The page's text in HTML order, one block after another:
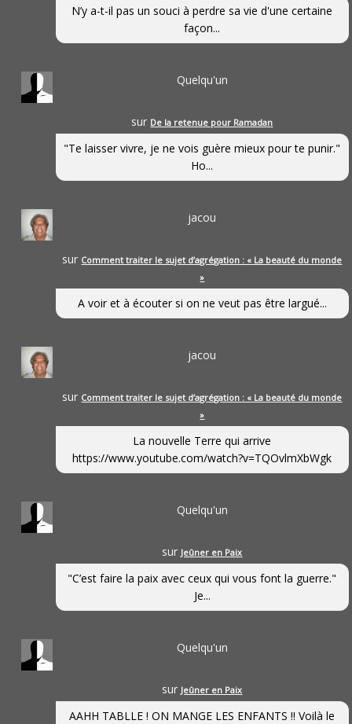
N’y a-t-il pas un souci à perdre sa vie d'une certaine
façon...
Quelqu'un
sur De la retenue pour Ramadan
"Te laisser vivre, je ne vois guère mieux pour te punir."
Ho...
jacou
sur Comment traiter le sujet d’agrégation : « La beauté du monde
»
A voir et à écouter si on ne veut pas être largué...
jacou
sur Comment traiter le sujet d’agrégation : « La beauté du monde
»
La nouvelle Terre qui arrive
https://www.youtube.com/watch?v=TQOvlmXbWgk
Quelqu'un
sur Jeûner en Paix
"C’est faire la paix avec ceux qui vous font la guerre."
Je...
Quelqu'un
sur Jeûner en Paix
AAHH TABLLE ! ON MANGE LES ENFANTS !! Voilà le